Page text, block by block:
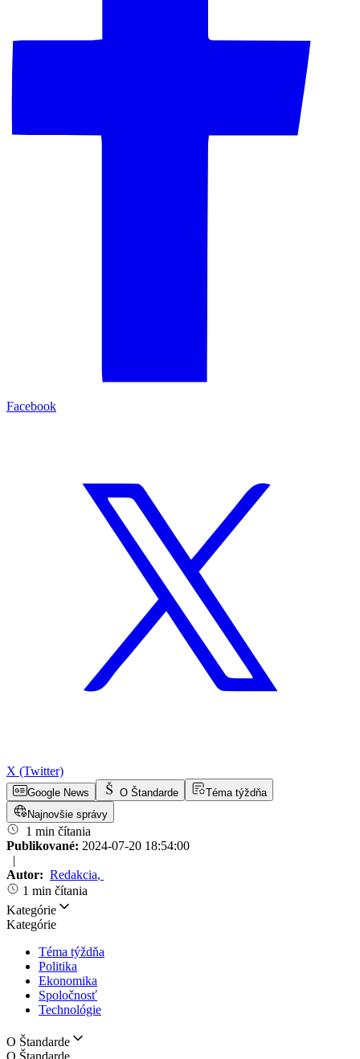
Facebook
X (Twitter)
Google News O Štandarde
Téma týždňa
Najnovšie správy
1 min čítania
Publikované: 2024-07-20 18:54:00
|
Autor: Redakcia,
1 min čítania
Kategórie
Kategórie
Téma týždňa
Politika
Ekonomika
Spoločnosť
Technológie
O Štandarde
O Štandarde